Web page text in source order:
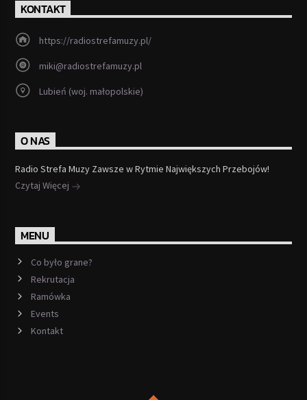
KONTAKT
https://radiostrefamuzy.pl/
miki@radiostrefamuzy.pl
Lubień (woj. małopolskie)
O NAS
Radio Strefa Muzy Zawsze w Rytmie Największych Przebojów!
Czytaj Więcej
MENU
Co było grane?
Rekrutacja
Ramówka
Events
Kontakt